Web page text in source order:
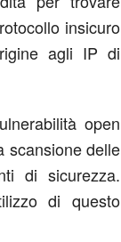
insicuro
agli IP di
open
scansione delle
di sicurezza.
di questo